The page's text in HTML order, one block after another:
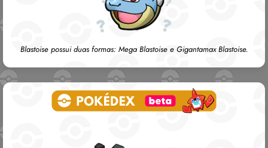
Blastoise possui duas formas: Mega Blastoise e Gigantamax Blastoise.